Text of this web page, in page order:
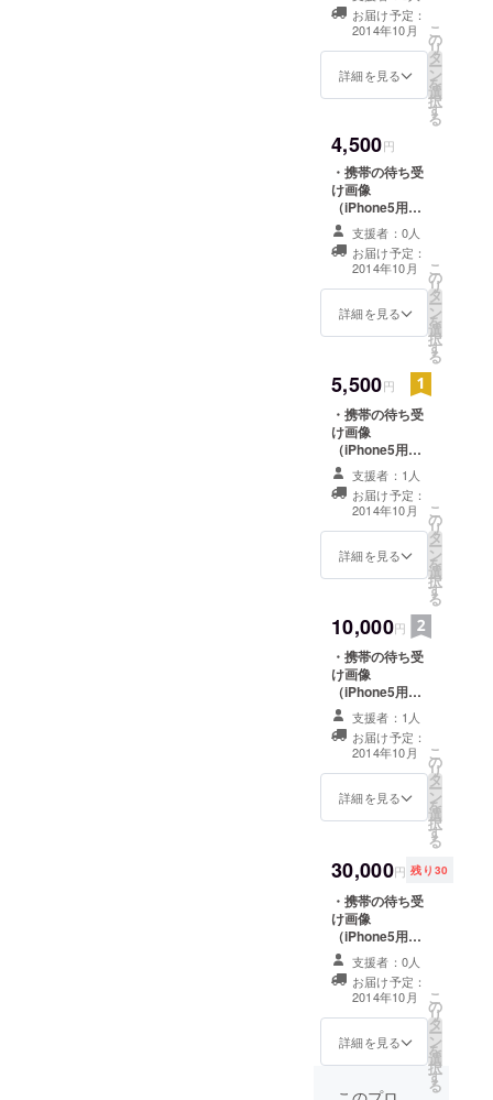
りいたします。
・「hobo
collection」オリ
ジナルミニス
テッカーを1枚お
ルマグカップを1
つお送りいたし
ます。
お届け予定：
2014年10月
詳細を見る
こ
の
リ
タ
ー
ン
を
選
択
す
る
4,500円
・携帯の待ち受
け画像
（iPhone5用）5
点セットをお送
りいたします。
・「hobo
collection」オリ
ジナルミニス
テッカーを1枚お
collection」オリ
ジナル缶バッジ2
個セットをお送
りいたします。
・オリジナルT
シャツをお送り
いたします。
支援者：0人
お届け予定：
2014年10月
詳細を見る
こ
の
リ
タ
ー
ン
を
選
択
す
る
5,500円
・携帯の待ち受
け画像
（iPhone5用）5
点セットをお送
りいたします。
・「hobo
collection」オリ
ジナルミニス
テッカーを1枚お
collection」オリ
ジナル缶バッジ2
個セットをお送
りいたします。
・オリジナル
トートバッグを
お送りいたしま
す。
支援者：1人
お届け予定：
2014年10月
詳細を見る
こ
の
リ
タ
ー
ン
を
選
択
す
る
10,000円
・携帯の待ち受
け画像
（iPhone5用）5
点セットをお送
りいたします。
・「hobo
collection」オリ
ジナルミニス
テッカーを1枚お
カード8枚セット
をお送りいたし
ます。 ・フォト
マグネット5枚
セットをお送り
いたします。 ・
「hobo
collection」オリ
ジナル缶バッジ2
個セットをお送
・オリジナル
クッション
支援者：1人
お届け予定：
2014年10月
詳細を見る
こ
の
リ
タ
ー
ン
を
選
択
す
る
30,000円 残り30
・携帯の待ち受
け画像
（iPhone5用）5
点セットをお送
りいたします。
・「hobo
collection」オリ
ジナルミニス
テッカーを1枚お
カード8枚セット
支援者：0人
お届け予定：
2014年10月
詳細を見る
こ
の
リ
タ
ー
ン
を
選
択
す
る